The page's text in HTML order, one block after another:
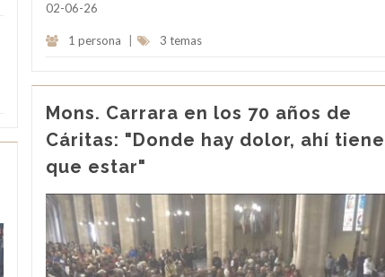
02-06-26
1 persona 3 temas
Mons. Carrara en los 70 años de
Cáritas: "Donde hay dolor, ahí tiene
que estar"